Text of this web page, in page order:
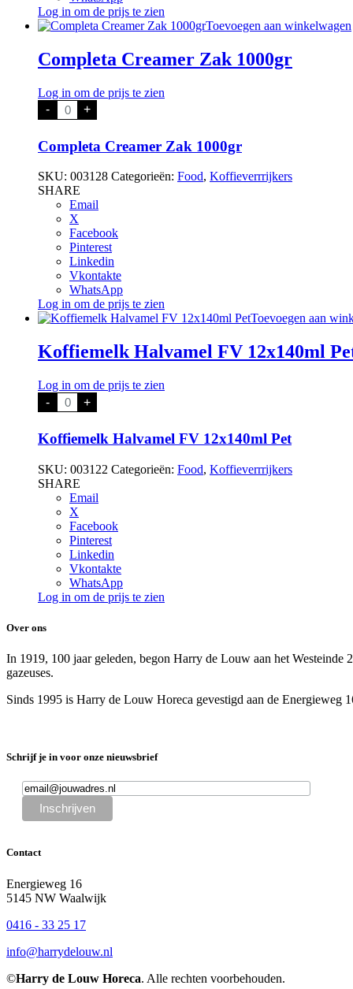
Log in om de prijs te zien
Toevoegen aan winkelwagen
Completa Creamer Zak 1000gr
Log in om de prijs te zien
- Completa
Creamer
1000gr
aantal
+
Completa Creamer Zak 1000gr
SKU: 003128 Categorieën: Food, Koffieverrrijkers
SHARE
Email
X
Facebook
Pinterest
Linkedin
Vkontakte
WhatsApp
Log in om de prijs te zien
Toevoegen aan
Koffiemelk Halvamel FV 12x140ml
Log in om de prijs te zien
- Koffiemelk
Halvamel
12x140ml
Pet
+
Koffiemelk Halvamel FV 12x140ml Pet
SKU: 003122 Categorieën: Food, Koffieverrrijkers
SHARE
Email
X
Facebook
Pinterest
Linkedin
Vkontakte
WhatsApp
Log in om de prijs te zien
Over ons
In 1919, 100 jaar geleden, begon Harry de Louw aan het Westeinde
gazeuses.
Sinds 1995 is Harry de Louw Horeca gevestigd aan de Energieweg
Schrijf je in voor onze nieuwsbrief
Contact
Energieweg 16
5145 NW Waalwijk
0416 - 33 25 17
info@harrydelouw.nl
©Harry de Louw Horeca. Alle rechten voorbehouden.